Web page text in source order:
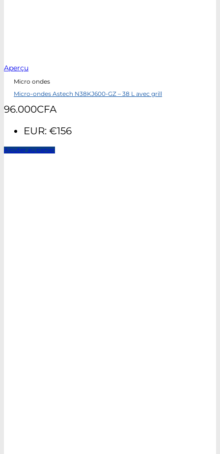
Aperçu
Micro ondes
Micro-ondes Astech N38KJ600-GZ – 38 L avec grill
96.000CFA
EUR: €156
Ajouter au panier